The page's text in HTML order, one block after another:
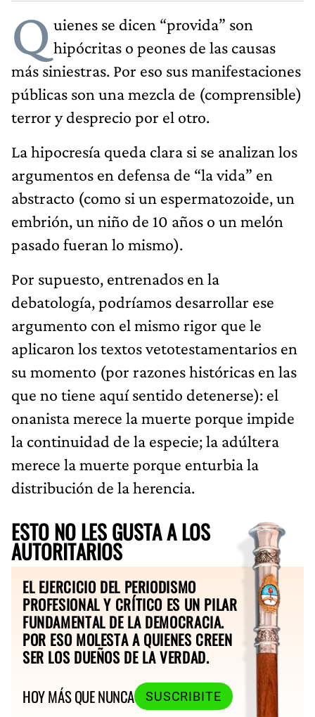
Q uienes se dicen “provida” son
hipócritas o peones de las causas
más siniestras. Por eso sus manifestaciones
públicas son una mezcla de (comprensible)
terror y desprecio por el otro.
La hipocresía queda clara si se analizan los
argumentos en defensa de “la vida” en
abstracto (como si un espermatozoide, un
embrión, un niño de 10 años o un melón
pasado fueran lo mismo).
Por supuesto, entrenados en la
debatología, podríamos desarrollar ese
argumento con el mismo rigor que le
aplicaron los textos vetotestamentarios en
su momento (por razones históricas en las
que no tiene aquí sentido detenerse): el
onanista merece la muerte porque impide
la continuidad de la especie; la adúltera
merece la muerte porque enturbia la
distribución de la herencia.
ESTO NO LES GUSTA A LOS
AUTORITARIOS
EL EJERCICIO DEL PERIODISMO
PROFESIONAL Y CRÍTICO ES UN PILAR
FUNDAMENTAL DE LA DEMOCRACIA.
POR ESO MOLESTA A QUIENES CREEN
SER LOS DUEÑOS DE LA VERDAD.
HOY MÁS QUE NUNCA
SUSCRIBITE